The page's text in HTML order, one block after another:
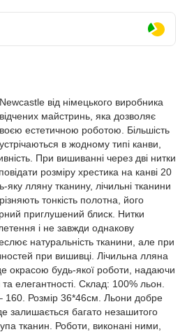
від німецького виробника
майстринь, яка дозволяє
естетичною роботою. Більшість
в жодному типі канви,
При вишиванні через дві нитки
розміру хрестика на канві 20
лляну тканину, лічильні тканини
тонкість полотна, його
приглушений блиск. Нитки
і не завжди однакову
натуральність тканини, але при
при вишивці. Лічильна лляна
окрасою будь-якої роботи, надаючи
елегантності. Склад: 100% льон.
160. Розмір 36*46см. Льони добре
залишається багато незашитого
тканин. Роботи, виконані ними,